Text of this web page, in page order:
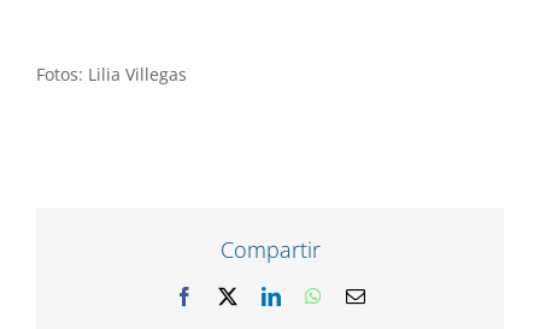
Fotos: Lilia Villegas
Compartir
Facebook LinkedInWhatsApp
Correo
electrónico